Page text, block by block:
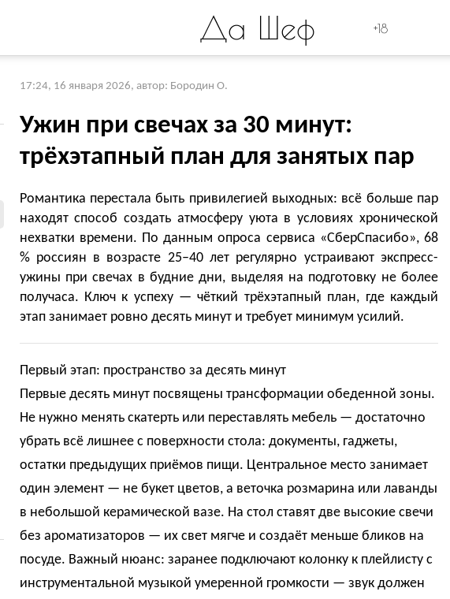
Да Шеф +18
17:24, 16 января 2026, автор: Бородин О.
Ужин при свечах за 30 минут:
трёхэтапный план для занятых пар
Романтика перестала быть привилегией выходных: всё больше пар
находят способ создать атмосферу уюта в условиях хронической
нехватки времени. По данным опроса сервиса «СберСпасибо», 68
% россиян в возрасте 25–40 лет регулярно устраивают экспресс-
ужины при свечах в будние дни, выделяя на подготовку не более
получаса. Ключ к успеху — чёткий трёхэтапный план, где каждый
этап занимает ровно десять минут и требует минимум усилий.
Первый этап: пространство за десять минут
Первые десять минут посвящены трансформации обеденной зоны.
Не нужно менять скатерть или переставлять мебель — достаточно
убрать всё лишнее с поверхности стола: документы, гаджеты,
остатки предыдущих приёмов пищи. Центральное место занимает
один элемент — не букет цветов, а веточка розмарина или лаванды
в небольшой керамической вазе. На стол ставят две высокие свечи
без ароматизаторов — их свет мягче и создаёт меньше бликов на
посуде. Важный нюанс: заранее подключают колонку к плейлисту с
инструментальной музыкой умеренной громкости — звук должен